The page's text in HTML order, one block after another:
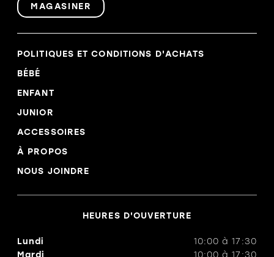
MAGASINER
POLITIQUES ET CONDITIONS D'ACHATS
BÉBÉ
ENFANT
JUNIOR
ACCESSOIRES
À PROPOS
NOUS JOINDRE
HEURES D'OUVERTURE
Lundi 10:00 à17:30
Mardi
10:00 à17:30